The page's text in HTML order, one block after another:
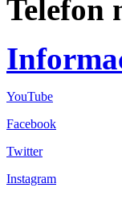
Telefon
YouTube
Facebook
Twitter
Instagram